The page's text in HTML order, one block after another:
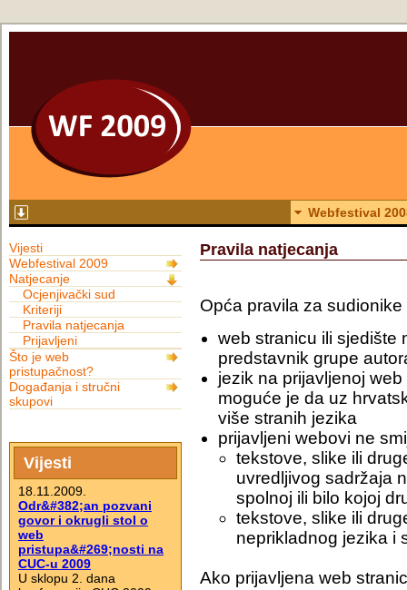
Webfestival
Vijesti
Webfestival 2009
Natjecanje
Ocjenjivački sud
Kriteriji
Pravila natjecanja
Prijavljeni
Što je web
pristupačnost?
Događanja i stručni
skupovi
Vijesti
18.11.2009.
Odr&#382;an pozvani
govor i okrugli stol o
web
pristupa&#269;nosti na
CUC-u 2009
U sklopu 2. dana
Pravila natjecanja
Opća pravila za
web stranicu ili sjedište
predstavnik grupe
jezik na prijavljenoj
moguće je da uz
više stranih jezika
prijavljeni webovi ne
tekstove, slike ili
uvredljivog sadržaja
spolnoj ili bilo kojoj
tekstove, slike ili
neprikladnog jezika i
Ako prijavljena web